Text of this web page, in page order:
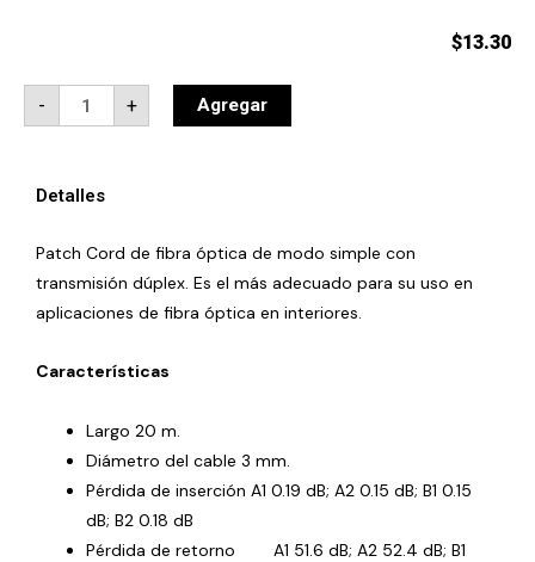
$13.30
-
Patch
Cord
de
LC/UPC
de
metros,
3
mm
+ Agregar
Detalles
Patch Cord de fibra óptica de modo simple con
transmisión dúplex. Es el más adecuado para su uso en
aplicaciones de fibra óptica en interiores.
Características
Largo 20 m.
Diámetro del cable 3 mm.
Pérdida de inserción A1 0.19 dB; A2 0.15 dB; B1 0.15
dB; B2 0.18 dB
Pérdida de retorno A1 51.6 dB; A2 52.4 dB; B1